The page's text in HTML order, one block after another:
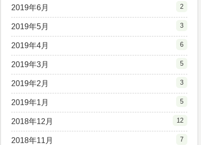
2019年6月 2
2019年5月 3
2019年4月 6
2019年3月 5
2019年2月 3
2019年1月 5
2018年12月 12
2018年11月 7